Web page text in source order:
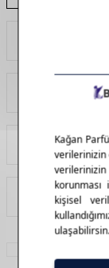
Ürün
Koku Türü
Ödeme
Tavsiye Et
İade Koşulları